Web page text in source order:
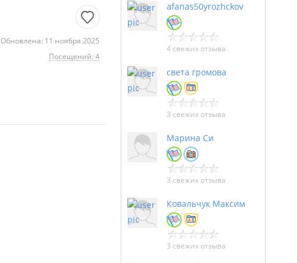
Обновлена: 11 ноября 2025
Посещений: 4
afanas50yrozhckov
4 свежих отзыва
света громова
3 свежих отзыва
Марина Си
3 свежих отзыва
Ковальчук Максим
3 свежих отзыва